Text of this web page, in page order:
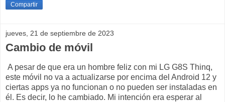
Compartir
jueves, 21 de septiembre de 2023
Cambio de móvil
A pesar de que era un hombre feliz con mi LG G8S Thinq,
este móvil no va a actualizarse por encima del Android 12 y
ciertas apps ya no funcionan o no pueden ser instaladas en
él. Es decir, lo he cambiado. Mi intención era esperar al